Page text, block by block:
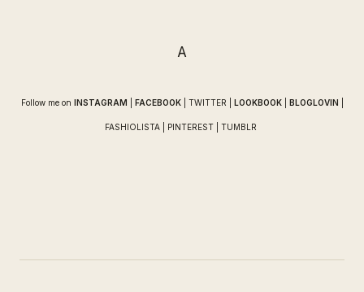
A
Follow me on INSTAGRAM FACEBOOK| TWITTER LOOKBOOK| BLOGLOVIN
FASHIOLISTA PINTEREST TUMBLR